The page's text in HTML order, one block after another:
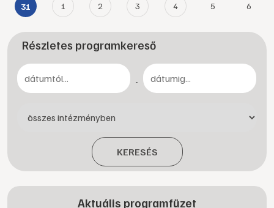
31 1 2 3 4 5 6
Részletes programkereső
-
KERESÉS
Aktuális programfüzet